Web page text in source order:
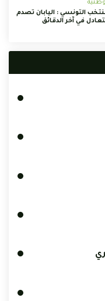
التونسي : اليابان تصدم
في آخر الدقائق